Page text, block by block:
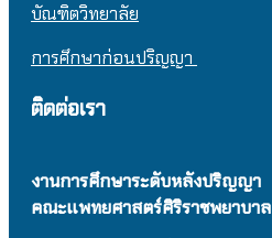
บัณฑิตวิทยาลัย
การศึกษาก่อนปริญญา
ติดต่อเรา
งานการศึกษาระดับหลังปริญญา
คณะแพทยศาสตร์ศิริราชพยาบาล